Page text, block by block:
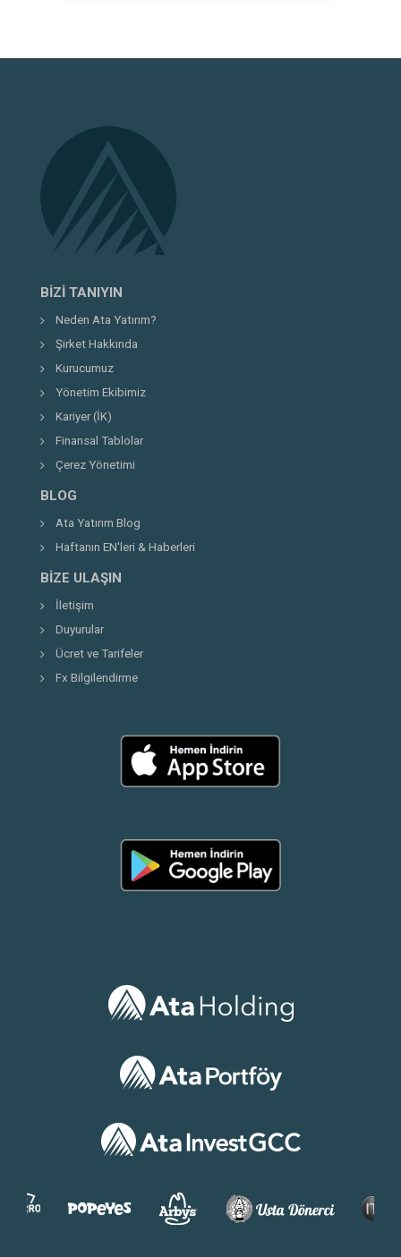
BIZI TANIYIN
Neden Ata Yatırım?
Şirket Hakkında
Kurucumuz
Yönetim Ekibimiz
Kariyer (İK)
Finansal Tablolar
Çerez Yönetimi
BLOG
Ata Yatırım Blog
Haftanın EN'leri & Haberleri
BIZE ULAŞIN
İletişim
Duyurular
Ücret ve Tarifeler
Fx Bilgilendirme